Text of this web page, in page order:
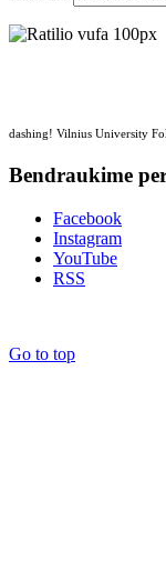
dashing! Vilnius University
Bendraukime
Facebook
Instagram
YouTube
RSS
Go to top